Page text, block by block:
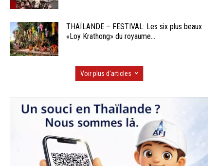
THAÏLANDE – FESTIVAL: Les six plus beaux
«Loy Krathong» du royaume...
Voir plus d'articles